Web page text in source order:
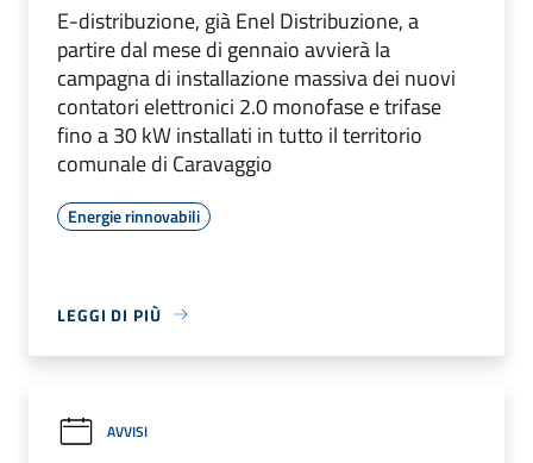
E-distribuzione, già Enel Distribuzione, a
partire dal mese di gennaio avvierà la
campagna di installazione massiva dei nuovi
contatori elettronici 2.0 monofase e trifase
fino a 30 kW installati in tutto il territorio
comunale di Caravaggio
Energie rinnovabili
LEGGI DI PIÙ
AVVISI